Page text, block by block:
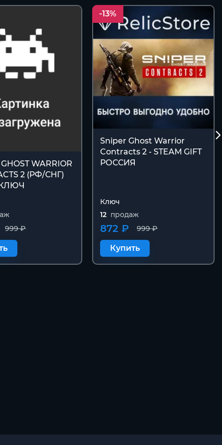
WARRIOR
2 (РФ/СНГ)
КЛЮЧ
999 ₽
-13%
Sniper Ghost Warrior
Contracts 2 - STEAM GIFT
РОССИЯ
Ключ
12 продаж
999 ₽
872 ₽
Купить